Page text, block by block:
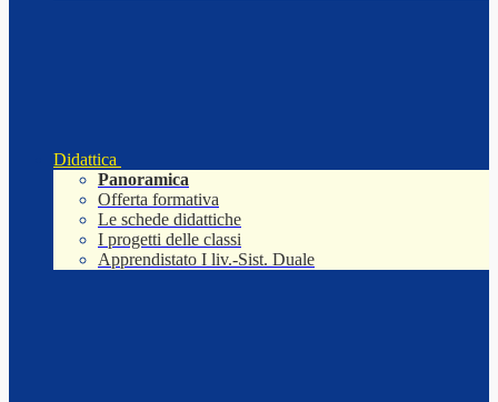
Didattica
Panoramica
Offerta formativa
Le schede didattiche
I progetti delle classi
Apprendistato I liv.-Sist. Duale